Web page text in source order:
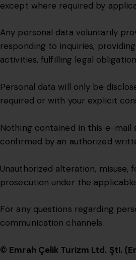
except where required by
Any personal data voluntarily
responding to inquiries,
activities, fulfilling legal
Personal data will only be
required or with your explicit
Nothing contained in this e-
confirmed by an authorized
Unauthorized alteration,
prosecution under the applicable
For any questions regarding
communication channels.
© Emrah Çelik Turizm Ltd. Şti.